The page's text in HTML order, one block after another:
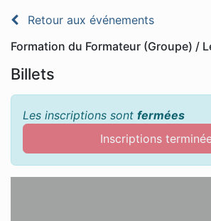
Retour aux événements
Formation du Formateur (Groupe) /
Billets
Les inscriptions sont fermées
Inscriptions